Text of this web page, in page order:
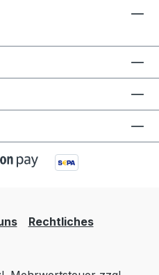
Rechtliches